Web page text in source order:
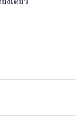
ดีนา อาร์เคเดีย